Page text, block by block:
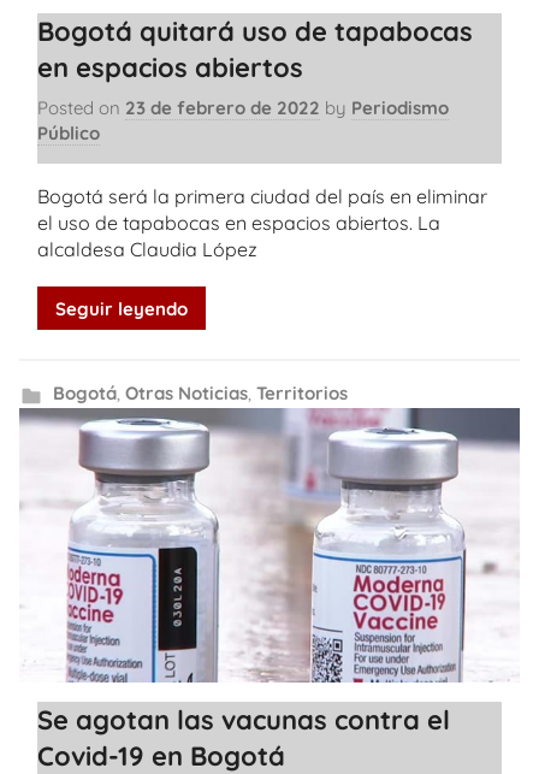
Bogotá quitará uso de tapabocas
en espacios abiertos
Posted on 23 de febrero de 2022 by Periodismo
Público
Bogotá será la primera ciudad del país en eliminar
el uso de tapabocas en espacios abiertos. La
alcaldesa Claudia López
Seguir leyendo
Bogotá, Otras Noticias, Territorios
Se agotan las vacunas contra el
Covid-19 en Bogotá